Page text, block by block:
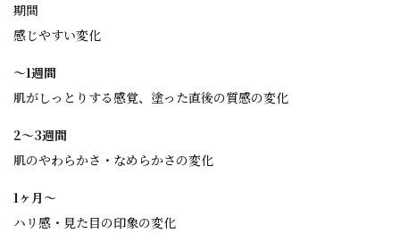
期間
感じやすい変化
〜1週間
肌がしっとりする感覚、塗った直後の質感の変化
2〜3週間
肌のやわらかさ・なめらかさの変化
1ヶ月〜
ハリ感・見た目の印象の変化